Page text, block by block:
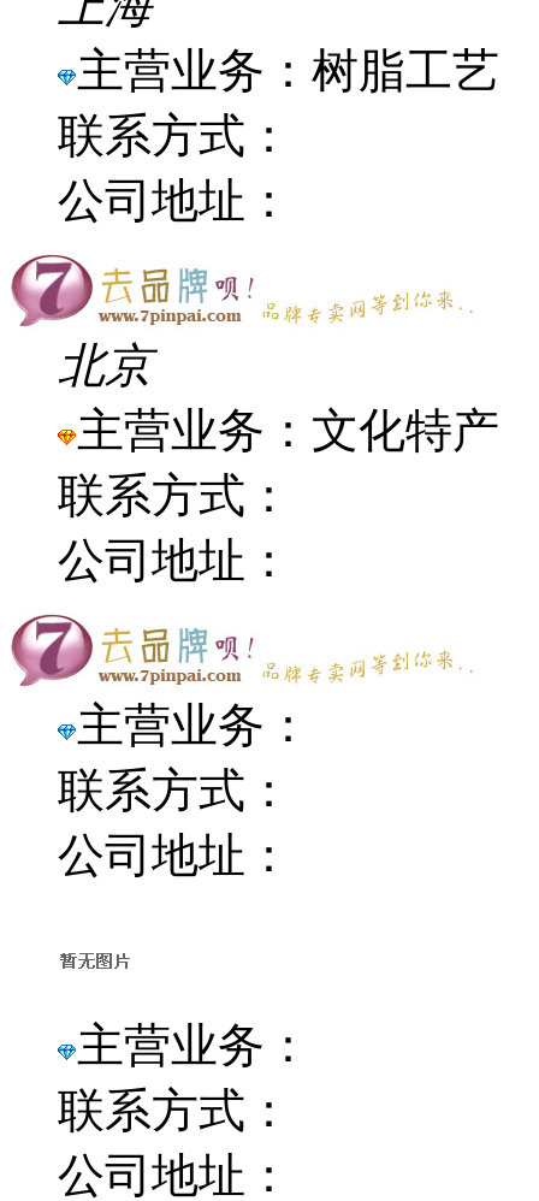
主营业务：树脂工艺
联系方式：
公司地址：
北京
主营业务：文化特产
联系方式：
公司地址：
主营业务：
联系方式：
公司地址：
主营业务：
联系方式：
公司地址：